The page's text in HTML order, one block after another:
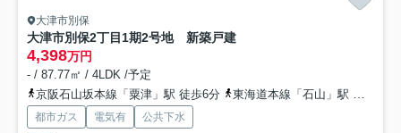
大津市別保
大津市別保2丁目1期2号地 新築戸建
4,398万円
- / 87.77㎡ / 4LDK /予定
京阪石山坂本線「粟津」駅 徒歩6分
東海道本線「石山」駅 徒歩12分
都市ガス 電気有
公共下水